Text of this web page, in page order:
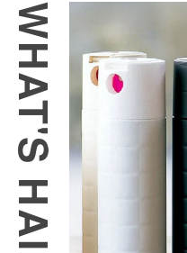
ヘアスプレーの使い方
よくある質問